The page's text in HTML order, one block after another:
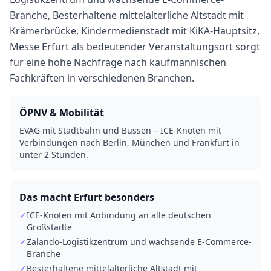
Branche, Besterhaltene mittelalterliche Altstadt mit
Krämerbrücke, Kindermedienstadt mit KiKA-Hauptsitz,
Messe Erfurt als bedeutender Veranstaltungsort sorgt
für eine hohe Nachfrage nach kaufmännischen
Fachkräften in verschiedenen Branchen.
ÖPNV & Mobilität
EVAG mit Stadtbahn und Bussen – ICE-Knoten mit
Verbindungen nach Berlin, München und Frankfurt in
unter 2 Stunden.
Das macht Erfurt besonders
✓ICE-Knoten mit Anbindung an alle deutschen
Großstädte
✓Zalando-Logistikzentrum und wachsende E-Commerce-
Branche
✓ Besterhaltene mittelalterliche Altstadt mit